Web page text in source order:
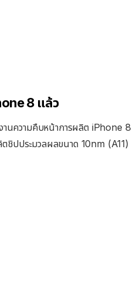
8 แล้ว
านความคืบหน้าการผลิต iPhone 8
ชิปประมวลผลขนาด 10nm (A11)